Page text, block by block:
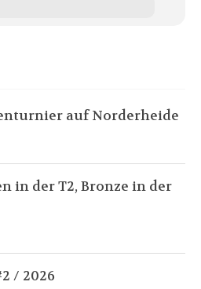
auf Norderheide
in der T2, Bronze in der
/ 2026